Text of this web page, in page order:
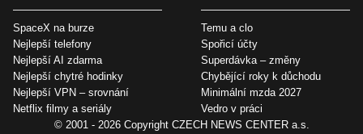
SpaceX na burze
Nejlepší telefony
Nejlepší AI zdarma
Nejlepší chytré hodinky
Nejlepší VPN – srovnání
Netflix filmy a seriály
Temu a clo
Spořicí účty
Superdávka – změny
Chybějící roky k důchodu
Minimální mzda 2027
Vedro v práci
© 2001 - 2026 Copyright CZECH NEWS CENTER a.s.